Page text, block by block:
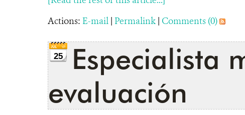
Actions: E-mail| Permalink| Comments (0)
25
Especialista
evaluación